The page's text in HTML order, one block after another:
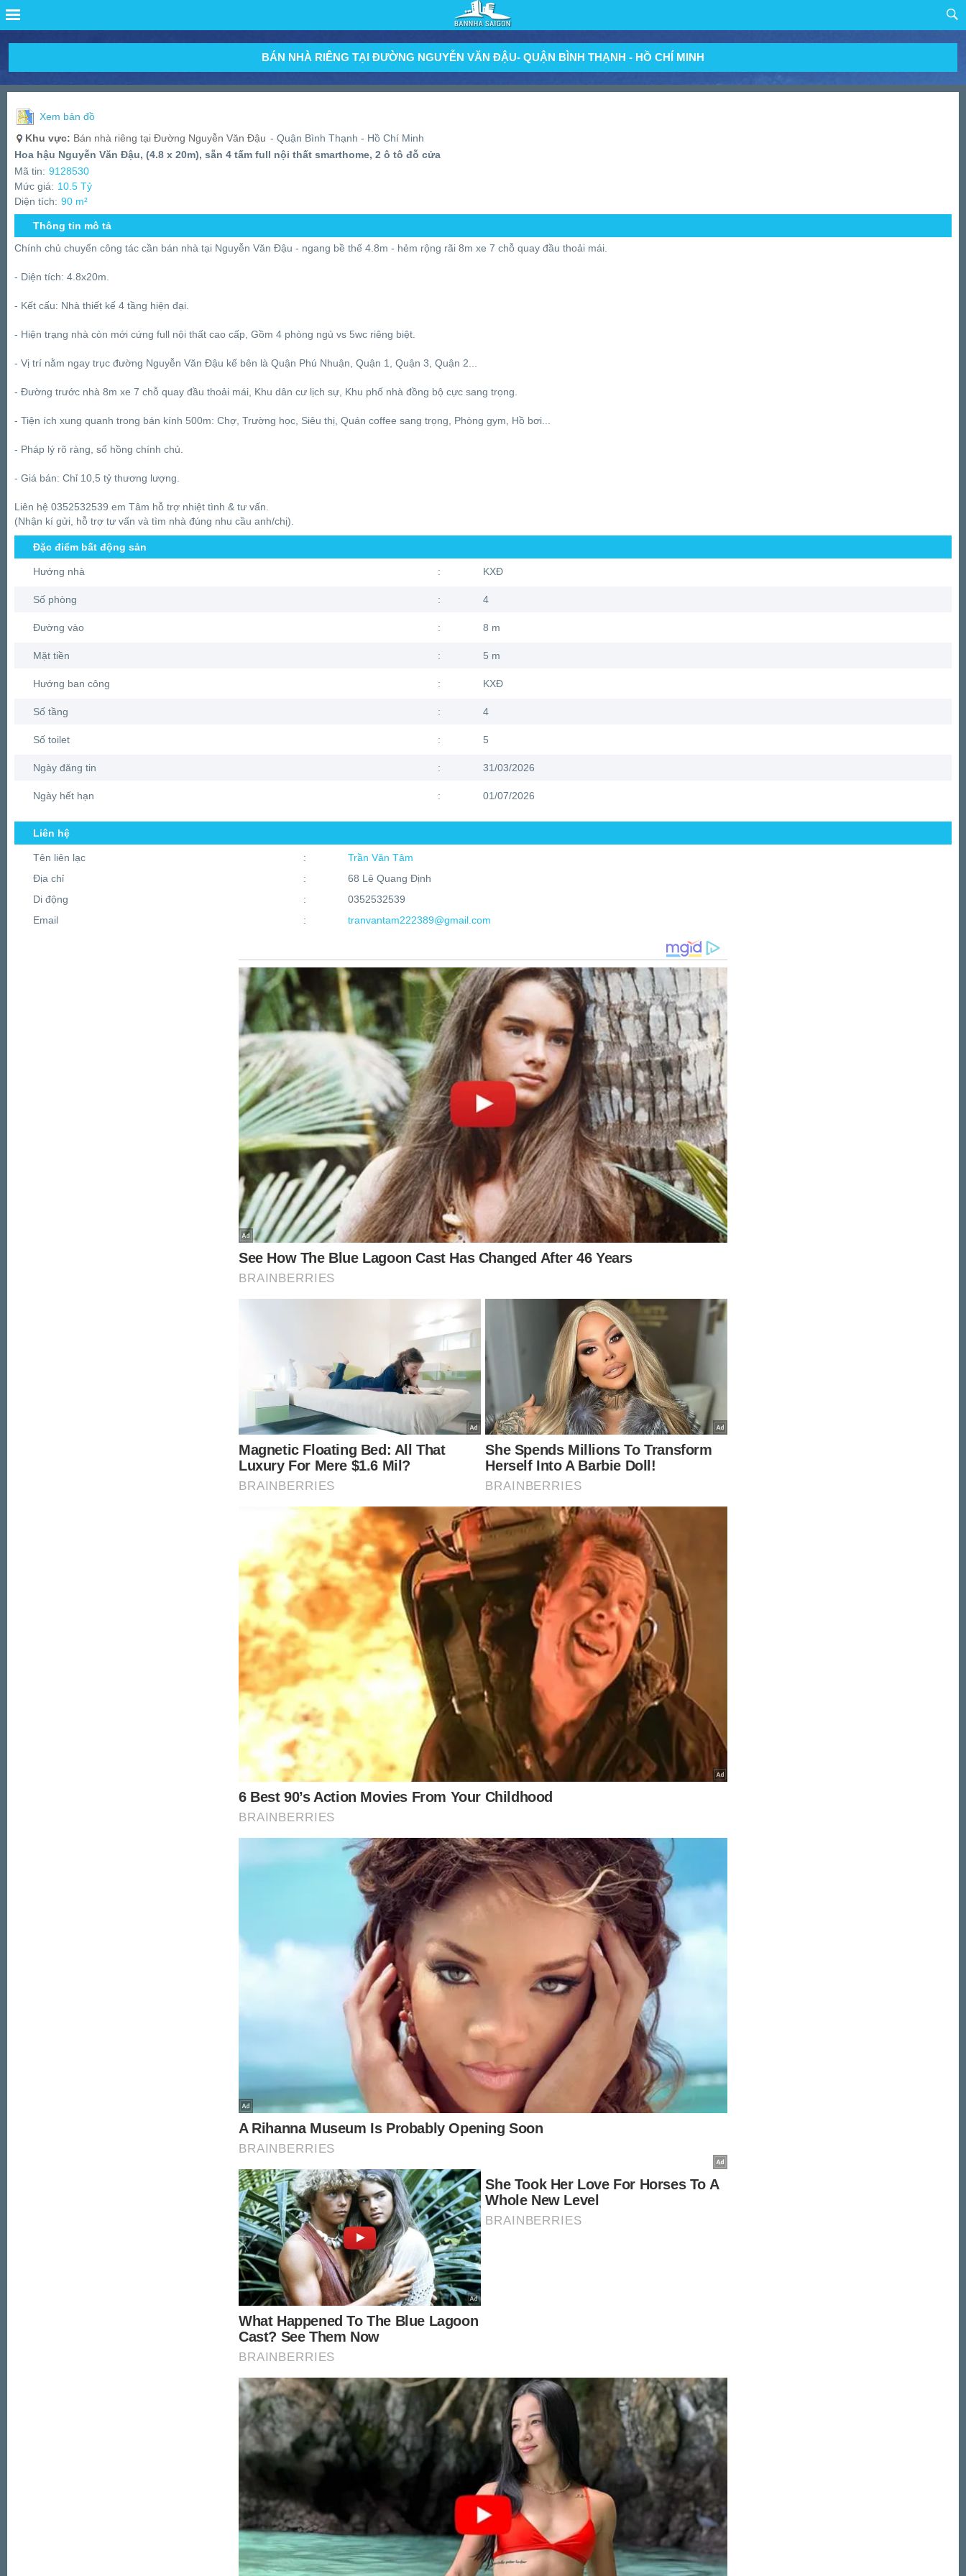
BÁN NHÀ RIÊNG TẠI ĐƯỜNG NGUYỄN VĂN ĐẬU- QUẬN BÌNH THẠNH - HỒ CHÍ MINH
Xem bản đồ
Khu vực: Bán nhà riêng tại Đường Nguyễn Văn Đậu - Quận Bình Thạnh - Hồ Chí Minh
Hoa hậu Nguyễn Văn Đậu, (4.8 x 20m), sẵn 4 tấm full nội thất smarthome, 2 ô tô đỗ cửa
Mã tin: 9128530
Mức giá: 10.5 Tỷ
Diện tích: 90 m²
Thông tin mô tả
Chính chủ chuyển công tác cần bán nhà tại Nguyễn Văn Đậu - ngang bề thế 4.8m - hẻm rộng rãi 8m xe 7 chỗ quay đầu thoải mái.
- Diện tích: 4.8x20m.
- Kết cấu: Nhà thiết kế 4 tầng hiện đại.
- Hiện trạng nhà còn mới cứng full nội thất cao cấp, Gồm 4 phòng ngủ vs 5wc riêng biệt.
- Vị trí nằm ngay trục đường Nguyễn Văn Đậu kế bên là Quận Phú Nhuận, Quận 1, Quận 3, Quận 2...
- Đường trước nhà 8m xe 7 chỗ quay đầu thoải mái, Khu dân cư lịch sự, Khu phố nhà đồng bộ cực sang trọng.
- Tiện ích xung quanh trong bán kính 500m: Chợ, Trường học, Siêu thị, Quán coffee sang trọng, Phòng gym, Hồ bơi...
- Pháp lý rõ ràng, sổ hồng chính chủ.
- Giá bán: Chỉ 10,5 tỷ thương lượng.
Liên hệ 0352532539 em Tâm hỗ trợ nhiệt tình & tư vấn.
(Nhận kí gửi, hỗ trợ tư vấn và tìm nhà đúng nhu cầu anh/chị).
Đặc điểm bất động sản
Hướng nhà : KXĐ
Số phòng : 4
Đường vào : 8 m
Mặt tiền : 5 m
Hướng ban công : KXĐ
Số tầng : 4
Số toilet : 5
Ngày đăng tin : 31/03/2026
Ngày hết hạn : 01/07/2026
Liên hệ
Tên liên lạc :
Trần Văn Tâm
Địa chỉ
:
68 Lê Quang Định
Di động
:
0352532539
Email
: tranvantam222389@gmail.com